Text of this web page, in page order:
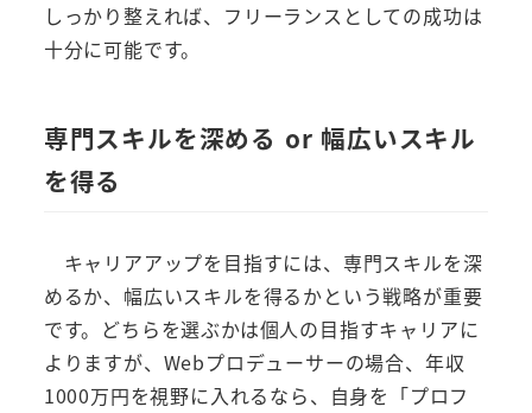
しっかり整えれば、フリーランスとしての成功は
十分に可能です。
専門スキルを深める or 幅広いスキル
を得る
キャリアアップを目指すには、専門スキルを深
めるか、幅広いスキルを得るかという戦略が重要
です。どちらを選ぶかは個人の目指すキャリアに
よりますが、Webプロデューサーの場合、年収
1000万円を視野に入れるなら、自身を「プロフ